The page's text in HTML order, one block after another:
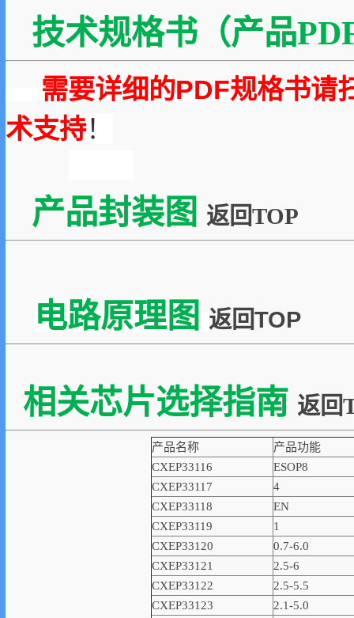
技术规格书（产品
需要详细的PDF规格书请
术支持！
产品封装图 返回TOP
电路原理图 返回TOP
相关芯片选择指南 返回
产品名称
产品功能
CXEP33116
ESOP8
CXEP33117
4
CXEP33118
EN
CXEP33119
1
CXEP33120
0.7-6.0
CXEP33121
2.5-6
CXEP33122
2.5-5.5
CXEP33123
2.1-5.0